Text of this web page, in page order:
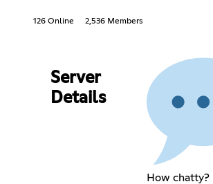
126 Online 2,536 Members
Server
Details
How chatty?